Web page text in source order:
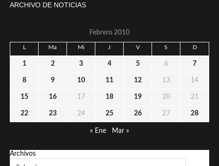
ARCHIVO DE NOTICIAS
Febrero 2010
L Ma Mi J V S D
1 2 3 4 5 6 7
8 9 10 11 12 13 14
15 16 17 18 19 20 21
22 23 24 25 26 27 28
« Ene Mar »
Archivos